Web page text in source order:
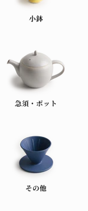
小鉢
急須・ポット
その他